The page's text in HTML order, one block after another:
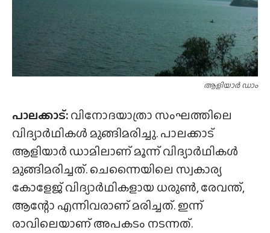
ആളിയാർ ഡാം
പാലക്കാട്:വിനോദയാത്രാ സംഘത്തിലെ
വിദ്യാർഥികൾ മുങ്ങിമരിച്ചു. പാലക്കാട്
ആളിയാർ ഡാമിലാണ് മൂന്ന് വിദ്യാർഥികൾ
മുങ്ങിമരിച്ചത്. ചെന്നൈയിലെ സ്വകാര്യ
കോളേജ് വിദ്യാർഥികളായ ധരുൺ, രേവന്ത്,
ആന്റോ എന്നിവരാണ് മരിച്ചത്. ഇന്ന്
രാവിലെയാണ് അപകടം നടന്നത്.